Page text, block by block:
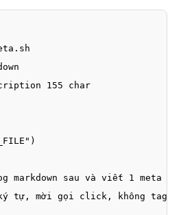
155 char
markdown sau và viết 1 meta
ký tự, mời gọi click, không